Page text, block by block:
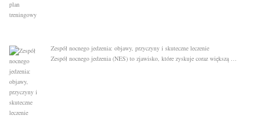
Zespół nocnego jedzenia: objawy, przyczyny i skuteczne leczenie
Zespół nocnego jedzenia (NES) to zjawisko, które zyskuje coraz większą …